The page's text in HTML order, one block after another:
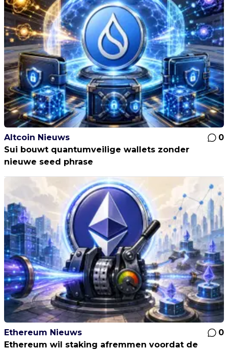
Altcoin Nieuws
0
Sui bouwt quantumveilige wallets zonder
nieuwe seed phrase
Ethereum Nieuws
0
Ethereum wil staking afremmen voordat de